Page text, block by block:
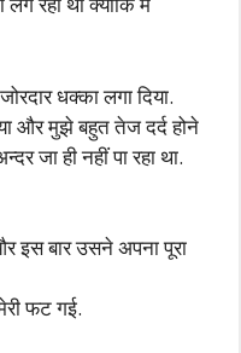
धक्का लगा दिया.
और मुझे बहुत तेज दर्द होने
जा ही नहीं पा रहा था.
इस बार उसने अपना पूरा
फट गई.